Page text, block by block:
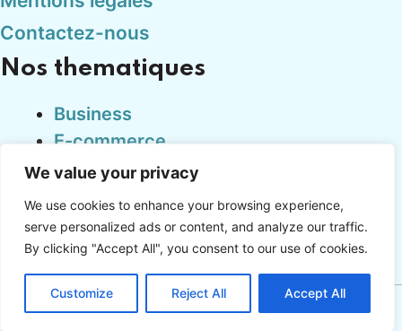
We value your privacy
We use cookies to enhance your browsing experience,
serve personalized ads or content, and analyze our traffic.
By clicking "Accept All", you consent to our use of cookies.
Customize Reject All Accept All
Contactez-nous
Nos thematiques
Business
E-commerce
Finance
Marketing
Tech
Copyright © cadproduction.fr 2024